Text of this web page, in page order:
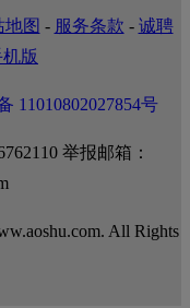
地图 - 服务条款 - 诚聘
版
11010802027854号
举报邮箱：
All Rights